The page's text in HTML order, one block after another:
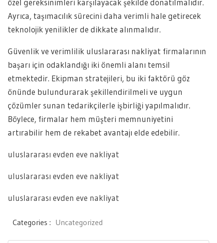
özel gereksinimleri karşılayacak şekilde donatılmalıdır.
Ayrıca, taşımacılık sürecini daha verimli hale getirecek
teknolojik yenilikler de dikkate alınmalıdır.
Güvenlik ve verimlilik uluslararası nakliyat firmalarının
başarı için odaklandığı iki önemli alanı temsil
etmektedir. Ekipman stratejileri, bu iki faktörü göz
önünde bulundurarak şekillendirilmeli ve uygun
çözümler sunan tedarikçilerle işbirliği yapılmalıdır.
Böylece, firmalar hem müşteri memnuniyetini
artırabilir hem de rekabet avantajı elde edebilir.
uluslararası evden eve nakliyat
uluslararası evden eve nakliyat
uluslararası evden eve nakliyat
Categories : Uncategorized